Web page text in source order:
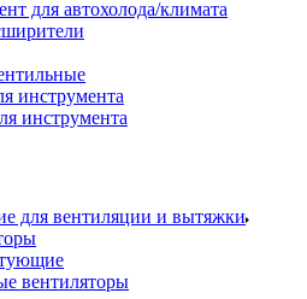
для автохолода/климата
инструмента
инструмента
для вентиляции и вытяжки
вентиляторы